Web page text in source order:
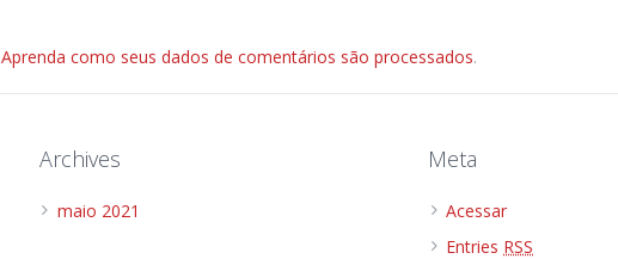
Aprenda como seus dados de comentários são processados.
Archives
maio 2021
Meta
Acessar
Entries RSS